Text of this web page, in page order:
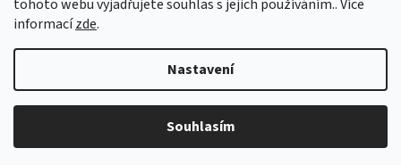
tohoto webu vyjadřujete souhlas s jejich používáním.. Více
informacízde.
Nastavení
Souhlasím